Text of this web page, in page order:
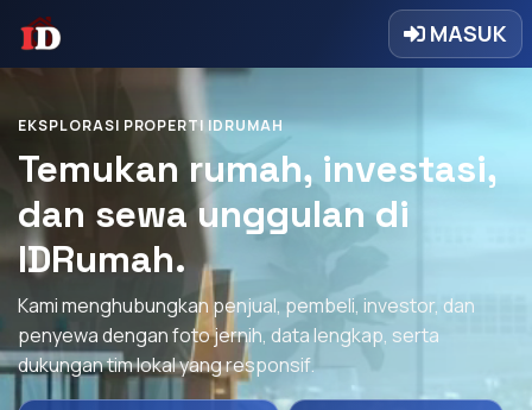
MASUK
EKSPLORASI PROPERTI IDRUMAH
Temukan rumah, investasi,
dan sewa unggulan di
IDRumah.
Kami menghubungkan penjual, pembeli, investor, dan
penyewa dengan foto jernih, data lengkap, serta
dukungan tim lokal yang responsif.